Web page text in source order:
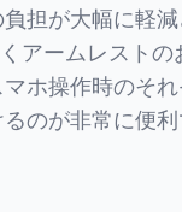
担が大幅に軽
アームレストの
ホ操作時のそ
のが非常に便利